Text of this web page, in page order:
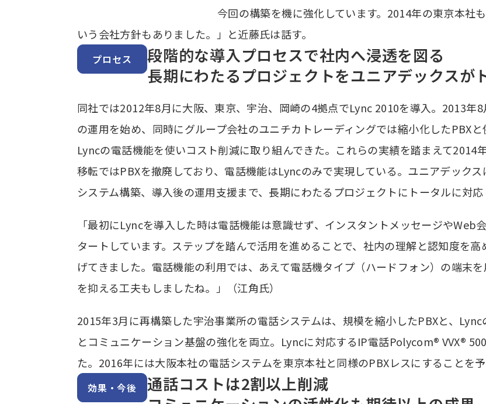
今回の構築を機に強化しています。2014年の東京本社
いう会社方針もありました。」と近藤氏は話す。
プロセス
段階的な導入プロセスで社内へ浸透を図る
長期にわたるプロジェクトをユニアデックスが
同社では2012年8月に大阪、東京、宇治、岡崎の4拠点でLync 2010を導入。2013年
の運用を始め、同時にグループ会社のユニチカトレーディングでは縮小化したPBX
Lyncの電話機能を使いコスト削減に取り組んできた。これらの実績を踏まえて2014
移転ではPBXを撤廃しており、電話機能はLyncのみで実現している。ユニアデック
システム構築、導入後の運用支援まで、長期にわたるプロジェクトにトータルに対応
「最初にLyncを導入した時は電話機能は意識せず、インスタントメッセージやWeb
タートしています。ステップを踏んで活用を進めることで、社内の理解と認知度を高
げてきました。電話機能の利用では、あえて電話機タイプ（ハードフォン）の端末
を抑える工夫もしましたね。」（江角氏）
2015年3月に再構築した宇治事業所の電話システムは、規模を縮小したPBXと、
とコミュニケーション基盤の強化を両立。Lyncに対応するIP電話Polycom® VVX®
た。2016年には大阪本社の電話システムを東京本社と同様のPBXレスにすることを予
効果・今後
通話コストは2割以上削減